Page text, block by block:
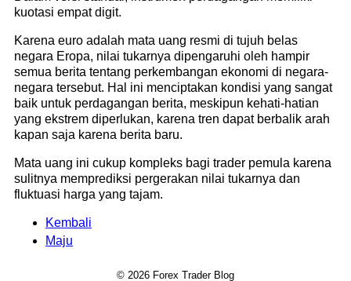
kuotasi empat digit.
Karena euro adalah mata uang resmi di tujuh belas
negara Eropa, nilai tukarnya dipengaruhi oleh hampir
semua berita tentang perkembangan ekonomi di negara-
negara tersebut. Hal ini menciptakan kondisi yang sangat
baik untuk perdagangan berita, meskipun kehati-hatian
yang ekstrem diperlukan, karena tren dapat berbalik arah
kapan saja karena berita baru.
Mata uang ini cukup kompleks bagi trader pemula karena
sulitnya memprediksi pergerakan nilai tukarnya dan
fluktuasi harga yang tajam.
Kembali
Maju
© 2026 Forex Trader Blog